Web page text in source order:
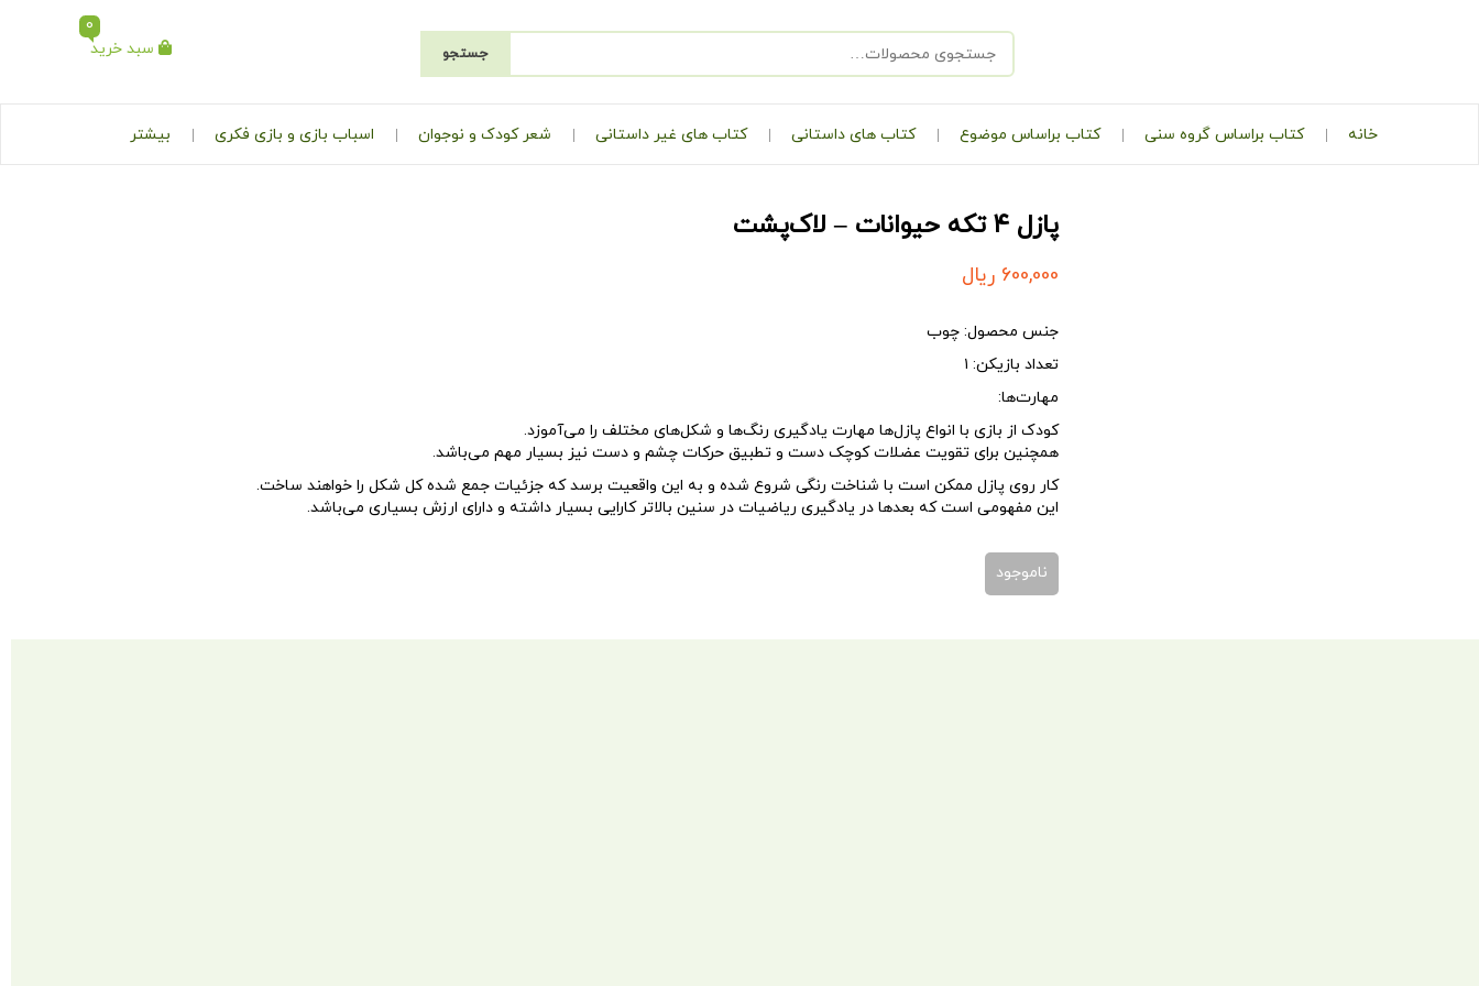
جستجو سبد خرید
0
خانه کتاب براساس گروه سنی کتاب براساس موضوع کتاب های داستانی کتاب های غیر داستانی شعر کودک و نوجوان اسباب بازی و بازی فکری بیشتر
پازل ۴ تکه حیوانات – لاک‌پشت
600,000 ریال
جنس محصول: چوب
تعداد بازیکن:
مهارت‌­ها:
کودک از بازی با انواع پازل‌ها مهارت یادگیری رنگ‌ها و شکل‌های مختلف را می‌آموزد.
همچنین برای تقویت عضلات کوچک دست و تطبیق حرکات چشم و دست نیز بسیار مهم می‌باشد.
کار روی پازل ممکن است با شناخت رنگی شروع شده و به این واقعیت برسد که جزئیات جمع شده کل شکل را خواهند ساخت.
این مفهومی است که بعدها در یادگیری ریاضیات در سنین بالاتر کارایی بسیار داشته و دارای ارزش بسیاری می‌باشد.
ناموجود